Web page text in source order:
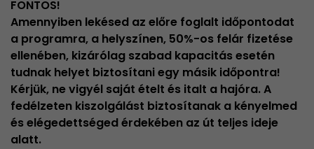
FONTOS!
Amennyiben lekésed az előre foglalt időpontodat
a programra, a helyszínen, 50%-os felár fizetése
ellenében, kizárólag szabad kapacitás esetén
tudnak helyet biztosítani egy másik időpontra!
Kérjük, ne vigyél saját ételt és italt a hajóra. A
fedélzeten kiszolgálást biztosítanak a kényelmed
és elégedettséged érdekében az út teljes ideje
alatt.